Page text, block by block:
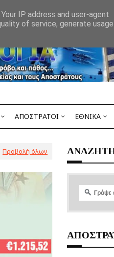
ΑΠΟΣΤΡΑΤΟΙ ΕΘΝΙΚΑ
Προβολή όλων
IP address and user-agent
of service, generate usage